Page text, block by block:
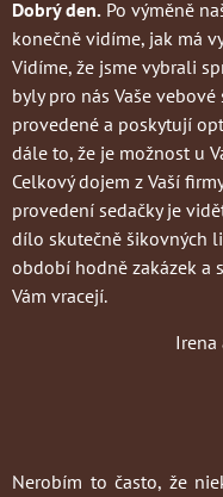
Dobrý den. Po výměně
konečně vidíme, jak má
Vidíme, že jsme vybrali
byly pro nás Vaše
provedené a poskytují
dále to, že je možnost u
Celkový dojem z Vaší
provedení sedačky je
dílo skutečně šikovných
období hodně zakázek a
Vám vracejí.
Irena
Nerobím to často, že